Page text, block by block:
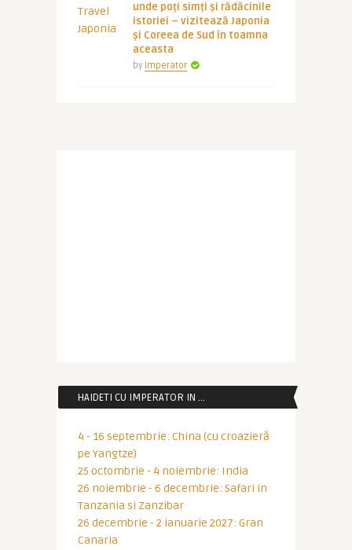
unde poți simți și rădăcinile
istoriei – vizitează Japonia
și Coreea de Sud în toamna
aceasta
by Imperator
HAIDETI CU IMPERATOR IN …
4 - 16 septembrie: China (cu croazieră
pe Yangtze)
25 octombrie - 4 noiembrie: India
26 noiembrie - 6 decembrie: Safari in
Tanzania si Zanzibar
26 decembrie - 2 ianuarie 2027: Gran
Canaria